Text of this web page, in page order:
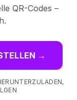
QR-Codes –
→